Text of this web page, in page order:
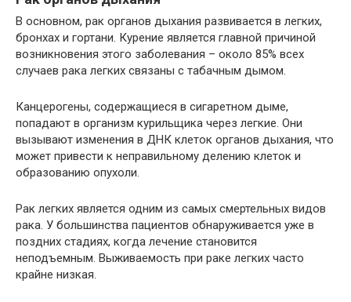
В основном, рак органов дыхания развивается в легких,
бронхах и гортани. Курение является главной причиной
возникновения этого заболевания – около 85% всех
случаев рака легких связаны с табачным дымом.
Канцерогены, содержащиеся в сигаретном дыме,
попадают в организм курильщика через легкие. Они
вызывают изменения в ДНК клеток органов дыхания, что
может привести к неправильному делению клеток и
образованию опухоли.
Рак легких является одним из самых смертельных видов
рака. У большинства пациентов обнаруживается уже в
поздних стадиях, когда лечение становится
неподъемным. Выживаемость при раке легких часто
крайне низкая.